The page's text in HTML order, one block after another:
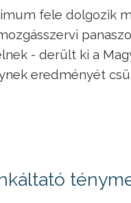
fele dolgozik
- derült ki a
eredményét